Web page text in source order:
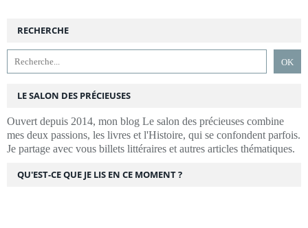
RECHERCHE
LE SALON DES PRÉCIEUSES
Ouvert depuis 2014, mon blog Le salon des précieuses combine
mes deux passions, les livres et l'Histoire, qui se confondent parfois.
Je partage avec vous billets littéraires et autres articles thématiques.
QU'EST-CE QUE JE LIS EN CE MOMENT ?